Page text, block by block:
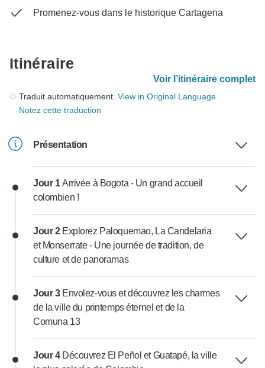
Promenez-vous dans le historique Cartagena
Itinéraire
Voir l’itinéraire complet
Traduit automatiquement. View in Original Language
Notez cette traduction
Présentation
Jour 1Arrivée à Bogota - Un grand accueil
colombien !
Jour 2 Explorez Paloquemao, La Candelaria
et Monserrate - Une journée de tradition, de
culture et de panoramas
Jour 3 Envolez-vous et découvrez les charmes
de la ville du printemps éternel et de la
Comuna 13
Jour 4 Découvrez El Peñol et Guatapé, la ville